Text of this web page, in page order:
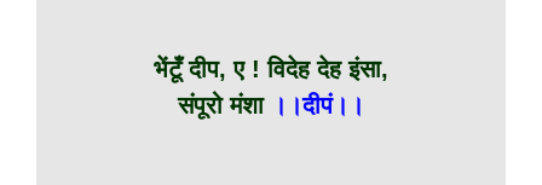
भेंटूँ दीप, ए ! विदेह देह इंसा,
संपूरो मंशा।।दीपं।।